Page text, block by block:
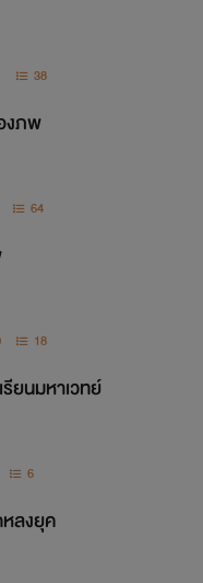
38
งภพ
64
18
รียนมหาเวทย์
6
ลงยุค